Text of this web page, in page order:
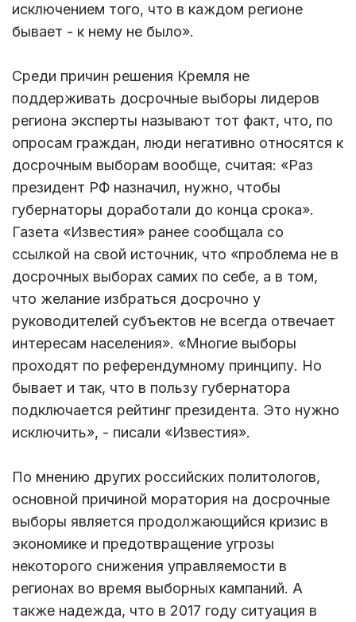
исключением того, что в каждом регионе
бывает - к нему не было».
Среди причин решения Кремля не
поддерживать досрочные выборы лидеров
региона эксперты называют тот факт, что, по
опросам граждан, люди негативно относятся к
досрочным выборам вообще, считая: «Раз
президент РФ назначил, нужно, чтобы
губернаторы доработали до конца срока».
Газета «Известия» ранее сообщала со
ссылкой на свой источник, что «проблема не в
досрочных выборах самих по себе, а в том,
что желание избраться досрочно у
руководителей субъектов не всегда отвечает
интересам населения». «Многие выборы
проходят по референдумному принципу. Но
бывает и так, что в пользу губернатора
подключается рейтинг президента. Это нужно
исключить», - писали «Известия».
По мнению других российских политологов,
основной причиной моратория на досрочные
выборы является продолжающийся кризис в
экономике и предотвращение угрозы
некоторого снижения управляемости в
регионах во время выборных кампаний. А
также надежда, что в 2017 году ситуация в